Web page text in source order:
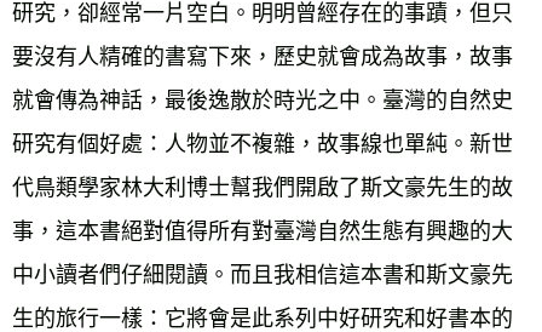
研究，卻經常一片空白。明明曾經存在的事蹟，但只
要沒有人精確的書寫下來，歷史就會成為故事，故事
就會傳為神話，最後逸散於時光之中。臺灣的自然史
研究有個好處：人物並不複雜，故事線也單純。新世
代鳥類學家林大利博士幫我們開啟了斯文豪先生的故
事，這本書絕對值得所有對臺灣自然生態有興趣的大
中小讀者們仔細閱讀。而且我相信這本書和斯文豪先
生的旅行一樣：它將會是此系列中好研究和好書本的